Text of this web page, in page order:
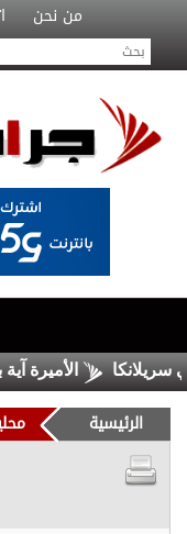
من نحن
الأميرة آية
الرئيسية